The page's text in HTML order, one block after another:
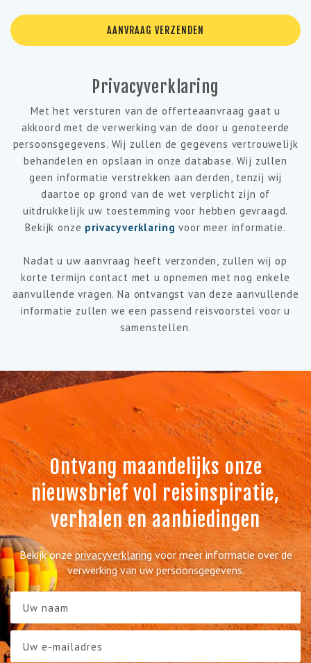
Privacyverklaring
Met het versturen van de offerteaanvraag gaat u
akkoord met de verwerking van de door u genoteerde
persoonsgegevens. Wij zullen de gegevens vertrouwelijk
behandelen en opslaan in onze database. Wij zullen
geen informatie verstrekken aan derden, tenzij wij
daartoe op grond van de wet verplicht zijn of
uitdrukkelijk uw toestemming voor hebben gevraagd.
Bekijk onze privacyverklaring voor meer informatie.
Nadat u uw aanvraag heeft verzonden, zullen wij op
korte termijn contact met u opnemen met nog enkele
aanvullende vragen. Na ontvangst van deze aanvullende
informatie zullen we een passend reisvoorstel voor u
samenstellen.
Ontvang maandelijks onze
nieuwsbrief vol reisinspiratie,
verhalen en aanbiedingen
Bekijk onzeprivacyverklaringvoor meer informatie over de
verwerking van uw persoonsgegevens.